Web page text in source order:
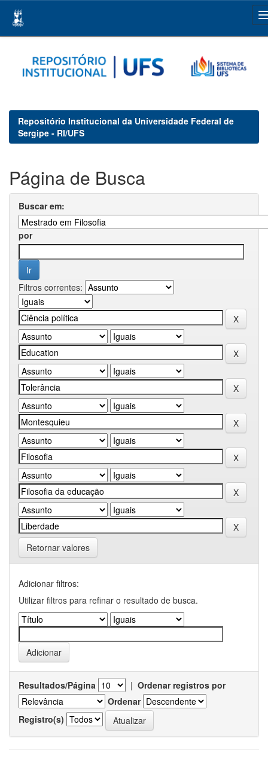
navigation
Repositório Institucional da Universidade Federal de
Sergipe - RI/UFS
Página de Busca
Buscar em:
por
Filtros correntes:
Retornar valores
Adicionar filtros:
Utilizar filtros para refinar o resultado de busca.
Resultados/Página | Ordenar registros por
Ordenar
Registro(s)